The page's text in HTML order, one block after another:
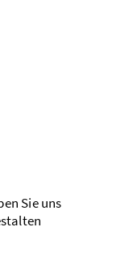
Sie uns